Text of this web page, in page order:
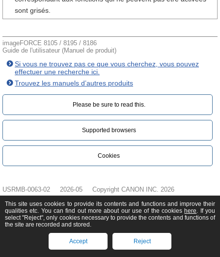
sont grisés.
imageFORCE 8105 / 8195 / 8186
Guide de l'utilisateur (Manuel de produit)
Si vous ne trouvez pas ce que vous cherchez, vous pouvez
effectuer une recherche ici.
Trouvez les manuels d’autres produits
Please be sure to read this.‎
Supported browsers
Cookies
USRMB-0063-02 2026-05 Copyright CANON INC. 2026
This site uses cookies to provide its contents and functions and improve their
qualities etc. You can find out more about our use of the cookies here. If you
select "Reject", only cookies necessary to provide the contents and functions of
the site are recorded and stored.
Accept Reject